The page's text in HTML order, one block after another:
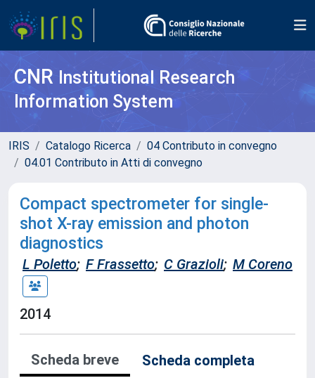
CNR Institutional Research
Information System
IRIS Catalogo Ricerca
04 Contributo in convegno
04.01 Contributo in Atti di convegno
Compact spectrometer for single-
shot X-ray emission and photon
diagnostics
L Poletto; F Frassetto; C Grazioli; M Coreno
2014
Scheda breve
Scheda completa